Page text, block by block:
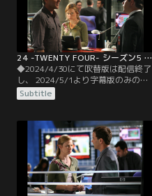
ことを要求、断れば人質全員を処刑
するという。
24 -TWENTY FOUR- シーズン5 第05話／字幕
◆2024/4/30にて吹替版は配信終了
し、 2024/5/1より字幕版のみの配
信となります。予めご了承くださ
い。◆字幕／第05話 11：00
ていた容疑者が消えたことに気付い
たジャックは、カーティスに男の行
方を追うよう指示。手掛かりを追っ
て空港の格納庫に到着したカーティ
スは…。
Subtitle